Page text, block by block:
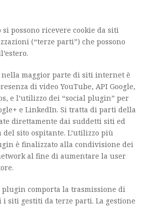
possono ricevere cookie da siti
(“terze parti”) che possono
nella maggior parte di siti internet è
di video YouTube, API Google,
e l’utilizzo dei “social plugin” per
e LinkedIn. Si tratta di parti della
direttamente dai suddetti siti ed
sito ospitante. L’utilizzo più
è finalizzato alla condivisione dei
al fine di aumentare la user
comporta la trasmissione di
i siti gestiti da terze parti. La gestione